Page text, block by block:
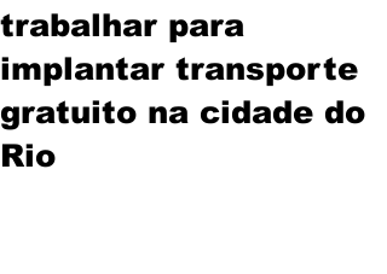
trabalhar para
implantar transporte
gratuito na cidade do
Rio